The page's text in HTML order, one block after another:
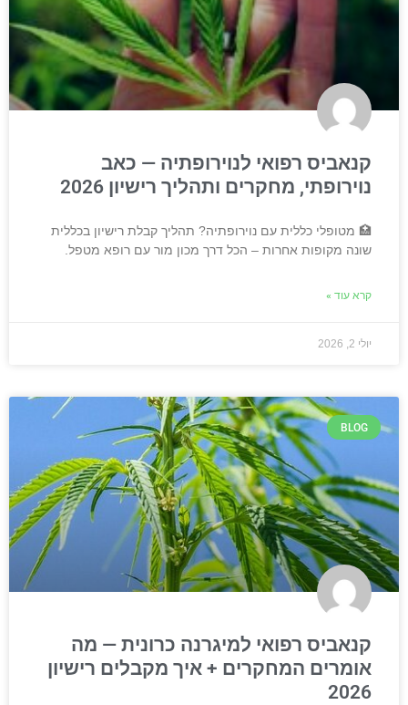
קנאביס רפואי לנוירופתיה — כאב
נוירופתי, מחקרים ותהליך רישיון 2026
🏥 מטופלי כללית עם נוירופתיה? תהליך קבלת רישיון בכללית
שונה מקופות אחרות – הכל דרך מכון מור עם רופא מטפל.
קרא עוד »
יולי 2, 2026
BLOG
קנאביס רפואי למיגרנה כרונית — מה
אומרים המחקרים + איך מקבלים רישיון
2026